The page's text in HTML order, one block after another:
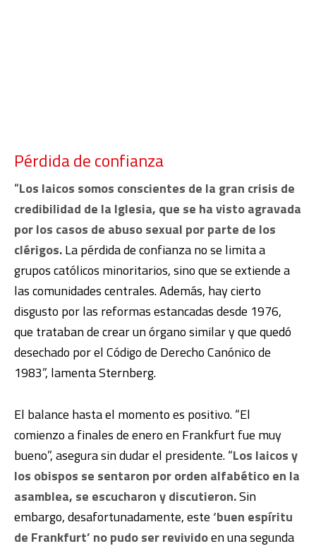
Pérdida de confianza
“Los laicos somos conscientes de la gran crisis de
credibilidad de la Iglesia, que se ha visto agravada
por los casos de abuso sexual por parte de los
clérigos.La pérdida de confianza no se limita a
grupos católicos minoritarios, sino que se extiende a
las comunidades centrales. Además, hay cierto
disgusto por las reformas estancadas desde 1976,
que trataban de crear un órgano similar y que quedó
desechado por el Código de Derecho Canónico de
1983”, lamenta Sternberg.
El balance hasta el momento es positivo. “El
comienzo a finales de enero en Frankfurt fue muy
bueno”, asegura sin dudar el presidente. “Los laicos y
los obispos se sentaron por orden alfabético en la
asamblea, se escucharon y discutieron.Sin
embargo, desafortunadamente, este‘buen espíritu
de Frankfurt’ no pudo ser revividoen una segunda